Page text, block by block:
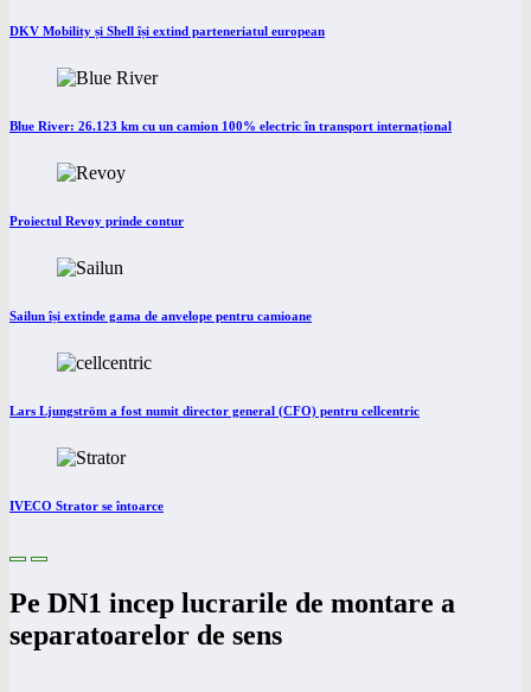
DKV Mobility și Shell își extind parteneriatul european
Blue River: 26.123 km cu un camion 100% electric în transport internațional
Proiectul Revoy prinde contur
Sailun își extinde gama de anvelope pentru camioane
Lars Ljungström a fost numit director general (CFO) pentru cellcentric
IVECO Strator se întoarce
Pe DN1 incep lucrarile de montare a
separatoarelor de sens